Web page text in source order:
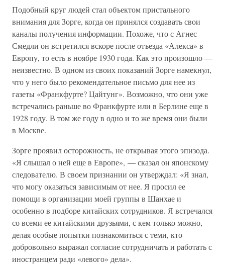
Подобный круг людей стал объектом пристального
внимания для Зорге, когда он принялся создавать свои
каналы получения информации. Похоже, что с Агнес
Смедли он встретился вскоре после отъезда «Алекса» в
Европу, то есть в ноябре 1930 года. Как это произошло —
неизвестно. В одном из своих показаний Зорге намекнул,
что у него было рекомендательное письмо для нее из
газеты «Франкфурте? Цайтунг». Возможно, что они уже
встречались раньше во Франкфурте или в Берлине еще в
1928 году. В том же году в одно и то же время они были
в Москве.
Зорге проявил осторожность, не открывая этого эпизода.
«Я слышал о ней еще в Европе», — сказал он японскому
следователю. В своем признании он утверждал: «Я знал,
что могу оказаться зависимым от нее. Я просил ее
помощи в организации моей группы в Шанхае и
особенно в подборе китайских сотрудников. Я встречался
со всеми ее китайскими друзьями, с кем только можно,
делая особые попытки познакомиться с теми, кто
добровольно выражал согласие сотрудничать и работать с
иностранцем ради «левого» дела».